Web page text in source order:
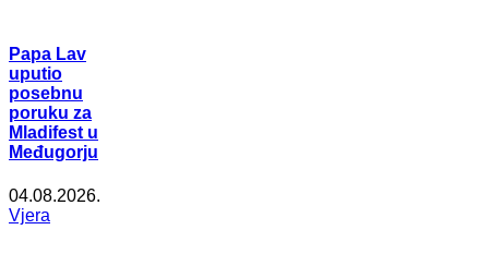
Papa Lav
uputio
posebnu
poruku za
Mladifest u
Međugorju
04.08.2026.
Vjera